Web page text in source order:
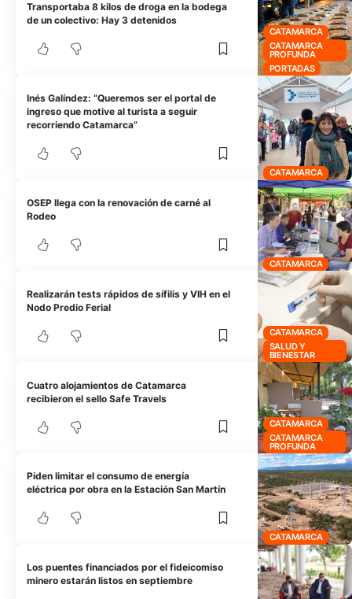
CATAMARCA
CATAMARCA
PROFUNDA
PORTADAS
Transportaba 8 kilos de droga en la bodega
de un colectivo: Hay 3 detenidos
CATAMARCA
Inés Galíndez: “Queremos ser el portal de
ingreso que motive al turista a seguir
recorriendo Catamarca”
CATAMARCA
OSEP llega con la renovación de carné al
Rodeo
CATAMARCA
SALUD Y
BIENESTAR
Realizarán tests rápidos de sífilis y VIH en el
Nodo Predio Ferial
CATAMARCA
CATAMARCA
PROFUNDA
Cuatro alojamientos de Catamarca
recibieron el sello Safe Travels
CATAMARCA
Piden limitar el consumo de energía
eléctrica por obra en la Estación San Martín
Los puentes financiados por el fideicomiso
minero estarán listos en septiembre